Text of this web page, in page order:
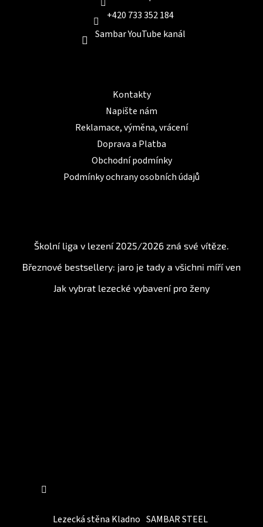
s
u
+420 733 352 184
Sambar YouTube kanál
Kontakty
Napište nám
Reklamace, výměna, vrácení
Doprava a Platba
Obchodní podmínky
Podmínky ochrany osobních údajů
Školní liga v lezení 2025/2026 zná své vítěze.
Březnové bestsellery: jaro je tady a všichni míří ven
Jak vybrat lezecké vybavení pro ženy
Lezecká stěna Kladno SAMBAR STEEL